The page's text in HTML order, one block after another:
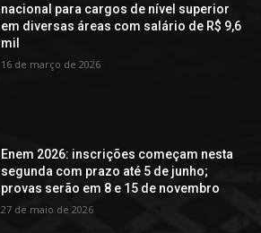
nacional para cargos de nível superior
em diversas áreas com salário de R$ 9,6
mil
16 de março de 2026
Enem 2026: inscrições começam nesta
segunda com prazo até 5 de junho;
provas serão em 8 e 15 de novembro
27 de maio de 2026